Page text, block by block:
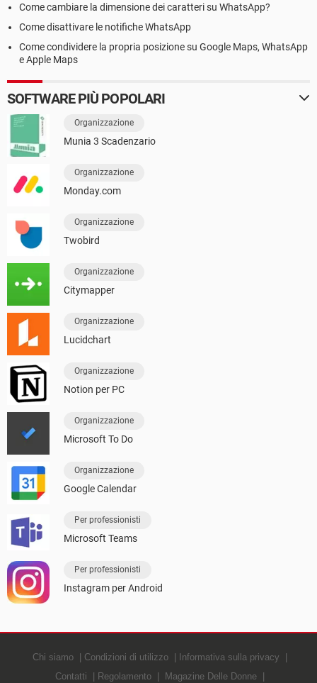
Come cambiare la dimensione dei caratteri su WhatsApp?
Come disattivare le notifiche WhatsApp
Come condividere la propria posizione su Google Maps, WhatsApp
e Apple Maps
SOFTWARE PIÙ POPOLARI
Organizzazione
Munia 3 Scadenzario
Organizzazione
Monday.com
Organizzazione
Twobird
Organizzazione
Citymapper
Organizzazione
Lucidchart
Organizzazione
Notion per PC
Organizzazione
Microsoft To Do
Organizzazione
Google Calendar
Per professionisti
Microsoft Teams
Per professionisti
Instagram per Android
Chi siamo Condizioni di utilizzo
Informativa sulla privacy
Contatti
Regolamento Magazine Delle Donne